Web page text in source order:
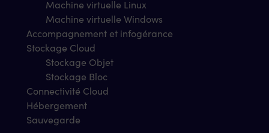
Machine virtuelle Linux
Machine virtuelle Windows
Accompagnement et infogérance
Stockage Cloud
Stockage Objet
Stockage Bloc
Connectivité Cloud
Hébergement
Sauvegarde